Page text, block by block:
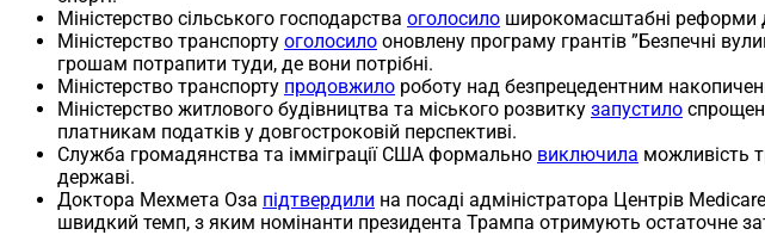
Міністерство сільського господарства оголосило широкомасштабні реформи
Міністерство транспорту оголосило оновлену програму грантів ”Безпечні
грошам потрапити туди, де вони потрібні.
Міністерство транспорту продовжило роботу над безпрецедентним
Міністерство житлового будівництва та міського розвитку запустило
платникам податків у довгостроковій перспективі.
Служба громадянства та імміграції США формально виключила можливість
державі.
Доктора Мехмета Оза підтвердили на посаді адміністратора Центрів
швидкий темп, з яким номінанти президента Трампа отримують остаточне